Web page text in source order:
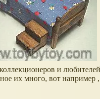
и
их много, вот например